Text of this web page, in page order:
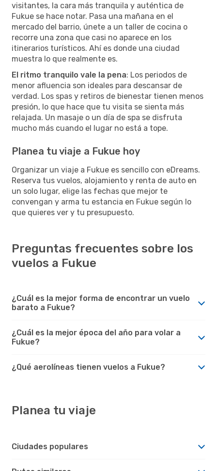
visitantes, la cara más tranquila y auténtica de
Fukue se hace notar. Pasa una mañana en el
mercado del barrio, únete a un taller de cocina o
recorre una zona que casi no aparece en los
itinerarios turísticos. Ahí es donde una ciudad
muestra lo que realmente es.
El ritmo tranquilo vale la pena: Los periodos de
menor afluencia son ideales para descansar de
verdad. Los spas y retiros de bienestar tienen menos
presión, lo que hace que tu visita se sienta más
relajada. Un masaje o un día de spa se disfruta
mucho más cuando el lugar no está a tope.
Planea tu viaje a Fukue hoy
Organizar un viaje a Fukue es sencillo con eDreams.
Reserva tus vuelos, alojamiento y renta de auto en
un solo lugar, elige las fechas que mejor te
convengan y arma tu estancia en Fukue según lo
que quieres ver y tu presupuesto.
Preguntas frecuentes sobre los
vuelos a Fukue
¿Cuál es la mejor forma de encontrar un vuelo
barato a Fukue?
¿Cuál es la mejor época del año para volar a
Fukue?
¿Qué aerolíneas tienen vuelos a Fukue?
Planea tu viaje
Ciudades populares